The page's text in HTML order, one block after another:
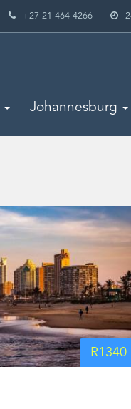
+27 21 464 4266
Johannesburg
R1340